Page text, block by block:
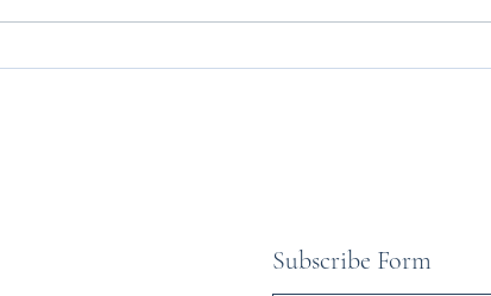
Subscribe Form